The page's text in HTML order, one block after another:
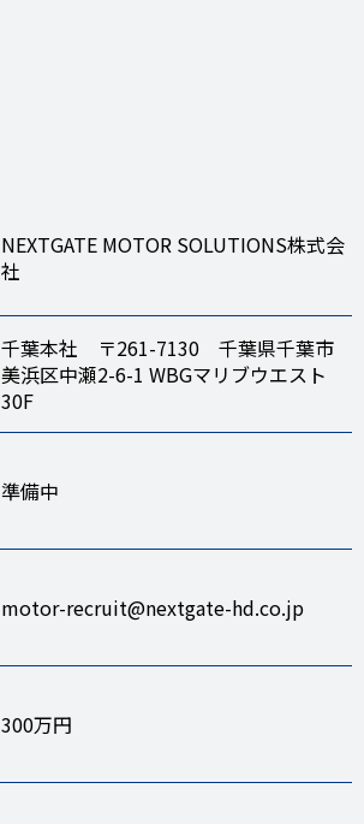
NEXTGATE MOTOR SOLUTIONS株式会
社
千葉本社 〒261-7130 千葉県千葉市
美浜区中瀬2-6-1 WBGマリブウエスト
30F
準備中
motor-recruit@nextgate-hd.co.jp
300万円